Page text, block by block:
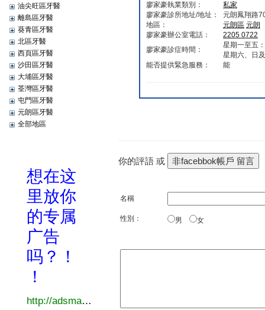
油尖旺區牙醫
離島區牙醫
葵青區牙醫
北區牙醫
西頁區牙醫
沙田區牙醫
大埔區牙醫
荃灣區牙醫
屯門區牙醫
元朗區牙醫
全部地區
廖家豪執業類別：
私家
廖家豪診所地址/地址：
元朗鳳翔路
地區：
元朗區 元朗‎
廖家豪辦公室電話：
2205 0722
廖家豪診症時間：
星期一至五
星期六、日
能否提供緊急服務：
能
你的評語 或
名稱
性別： 男 女